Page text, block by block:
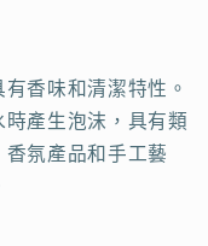
香味和清潔特性。
產生泡沫，具有類
氛產品和手工藝